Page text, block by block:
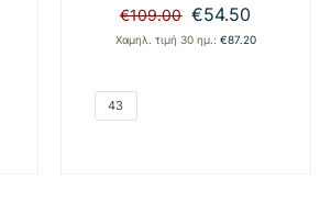
€109.00 Original
was:
€54.50
Χαμηλ. τιμή 30 ημ.: €87.20
43